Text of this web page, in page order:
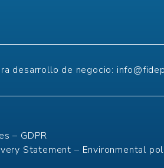
desarrollo de negocio:
– GDPR
Statement – Environmental